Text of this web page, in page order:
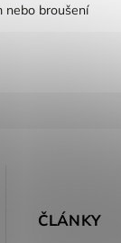
nebo broušení
ČLÁNKY